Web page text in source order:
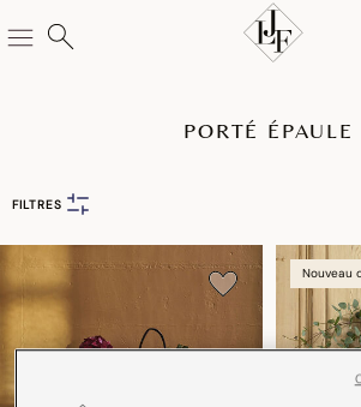
PORTÉ ÉPAULE
FILTRES
Nouveau